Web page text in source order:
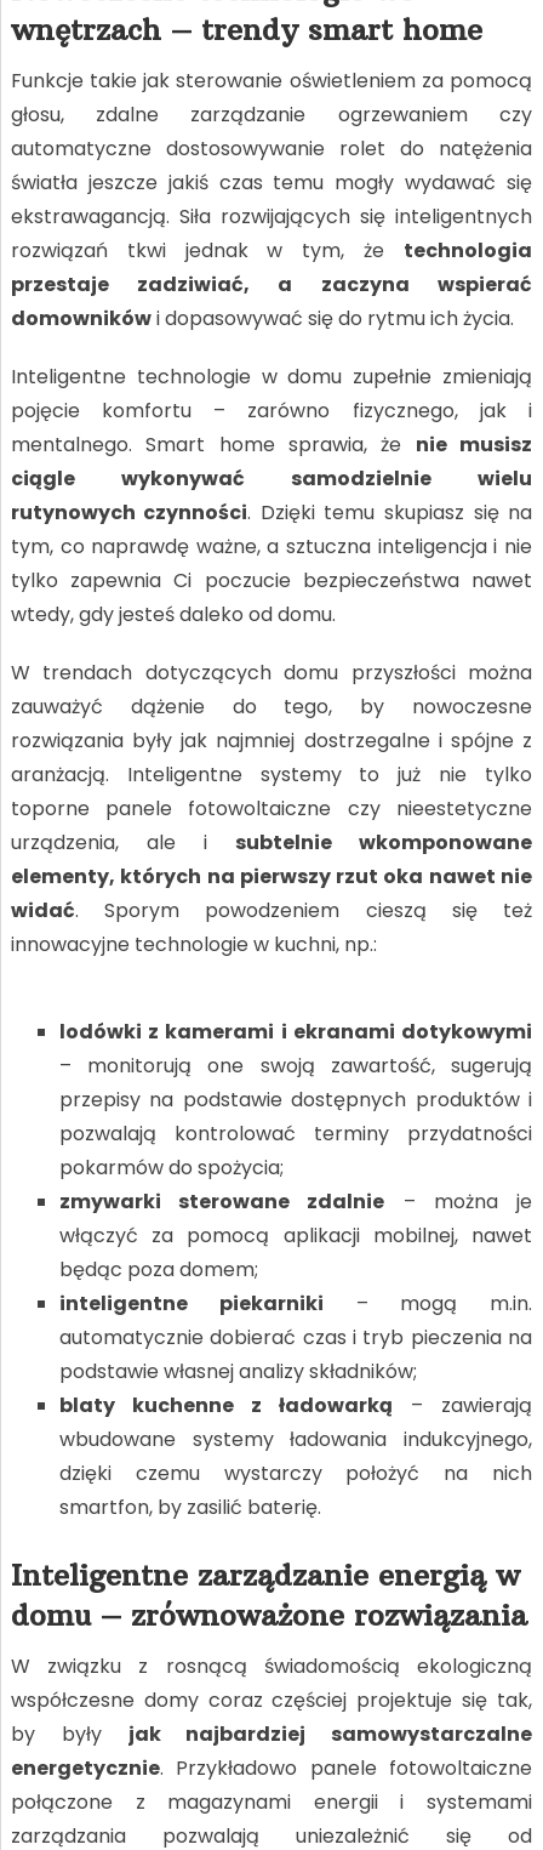
wnętrzach – trendy smart home
Funkcje takie jak sterowanie oświetleniem za pomocą
głosu, zdalne zarządzanie ogrzewaniem czy
automatyczne dostosowywanie rolet do natężenia
światła jeszcze jakiś czas temu mogły wydawać się
ekstrawagancją. Siła rozwijających się inteligentnych
rozwiązań tkwi jednak w tym, że technologia
przestaje zadziwiać, a zaczyna wspierać
domownikówi dopasowywać się do rytmu ich życia.
Inteligentne technologie w domu zupełnie zmieniają
pojęcie komfortu – zarówno fizycznego, jak i
mentalnego. Smart home sprawia, że nie musisz
ciągle wykonywać samodzielnie wielu
rutynowych czynności. Dzięki temu skupiasz się na
tym, co naprawdę ważne, a sztuczna inteligencja i nie
tylko zapewnia Ci poczucie bezpieczeństwa nawet
wtedy, gdy jesteś daleko od domu.
W trendach dotyczących domu przyszłości można
zauważyć dążenie do tego, by nowoczesne
rozwiązania były jak najmniej dostrzegalne i spójne z
aranżacją. Inteligentne systemy to już nie tylko
toporne panele fotowoltaiczne czy nieestetyczne
urządzenia, ale i subtelnie wkomponowane
elementy, których na pierwszy rzut oka nawet nie
widać. Sporym powodzeniem cieszą się też
innowacyjne technologie w kuchni, np.:
lodówki z kamerami i ekranami dotykowymi
– monitorują one swoją zawartość, sugerują
przepisy na podstawie dostępnych produktów i
pozwalają kontrolować terminy przydatności
pokarmów do spożycia;
zmywarki sterowane zdalnie – można je
włączyć za pomocą aplikacji mobilnej, nawet
będąc poza domem;
inteligentne piekarniki – mogą m.in.
automatycznie dobierać czas i tryb pieczenia na
podstawie własnej analizy składników;
blaty kuchenne z ładowarką – zawierają
wbudowane systemy ładowania indukcyjnego,
dzięki czemu wystarczy położyć na nich
smartfon, by zasilić baterię.
Inteligentne zarządzanie energią w
domu – zrównoważone rozwiązania
W związku z rosnącą świadomością ekologiczną
współczesne domy coraz częściej projektuje się tak,
by były jak najbardziej samowystarczalne
energetycznie. Przykładowo panele fotowoltaiczne
połączone z magazynami energii i systemami
zarządzania pozwalają uniezależnić się od